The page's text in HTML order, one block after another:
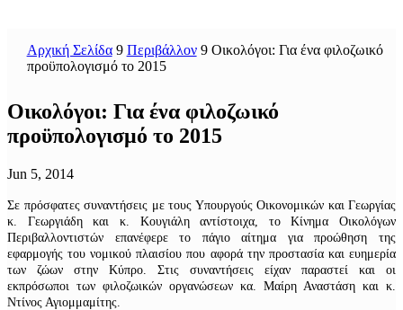
Αρχική Σελίδα 9 Περιβάλλον 9 Οικολόγοι: Για ένα φιλοζωικό
προϋπολογισμό το 2015
Οικολόγοι: Για ένα φιλοζωικό
προϋπολογισμό το 2015
Jun 5, 2014
Σε πρόσφατες συναντήσεις με τους Υπουργούς Οικονομικών και Γεωργίας
κ. Γεωργιάδη και κ. Κουγιάλη αντίστοιχα, το Κίνημα Οικολόγων
Περιβαλλοντιστών επανέφερε το πάγιο αίτημα για προώθηση της
εφαρμογής του νομικού πλαισίου που αφορά την προστασία και ευημερία
των ζώων στην Κύπρο. Στις συναντήσεις είχαν παραστεί και οι
εκπρόσωποι των φιλοζωικών οργανώσεων κα. Μαίρη Αναστάση και κ.
Ντίνος Αγιομμαμίτης.